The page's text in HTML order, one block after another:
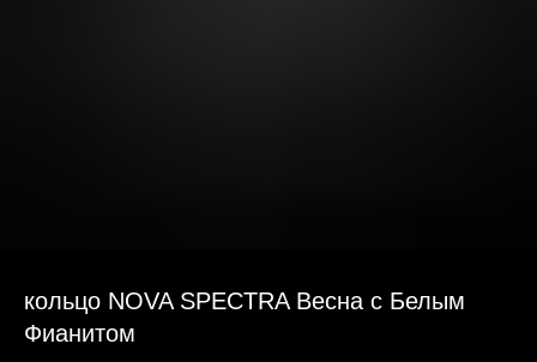
кольцо NOVA SPECTRA Весна с Белым
Фианитом